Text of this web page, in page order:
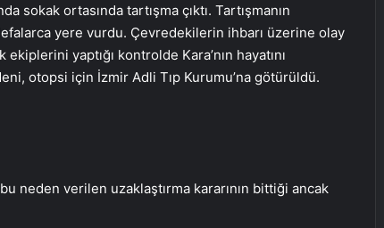
sokak ortasında tartışma çıktı. Tartışmanın
yere vurdu. Çevredekilerin ihbarı üzerine olay
yaptığı kontrolde Kara’nın hayatını
otopsi için İzmir Adli Tıp Kurumu’na götürüldü.
neden verilen uzaklaştırma kararının bittiği ancak